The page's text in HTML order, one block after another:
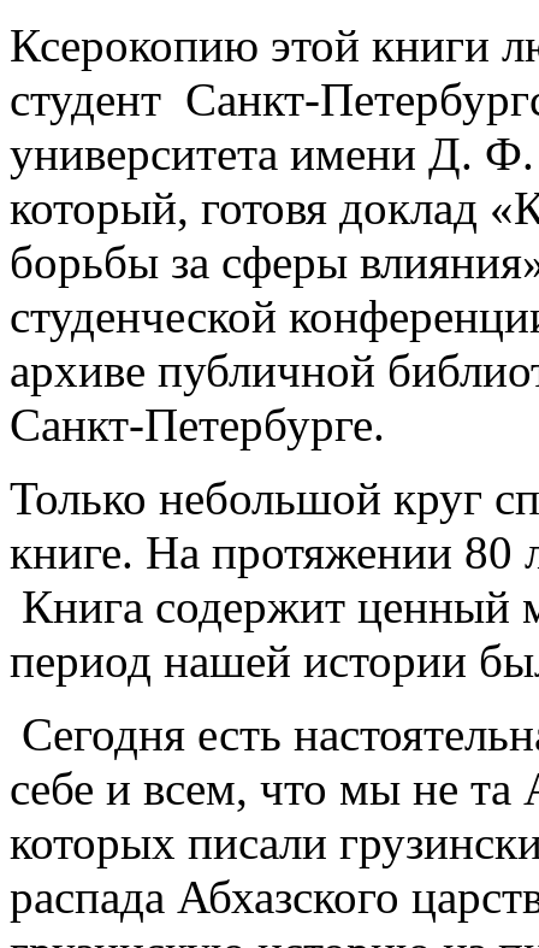
Ксерокопию этой книги
студент Санкт-
университета имени Д.
который, готовя доклад
борьбы за сферы
студенческой
архиве публичной
Санкт-Петербурге.
Только небольшой круг
книге. На протяжении 80
Книга содержит ценный
период нашей истории
Сегодня есть
себе и всем, что мы не та
которых писали
распада Абхазского